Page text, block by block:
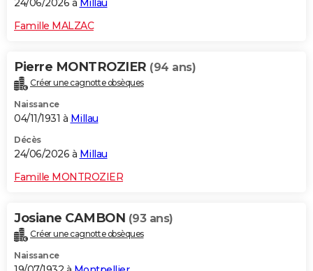
24/06/2026 à Millau
Famille MALZAC
Pierre MONTROZIER (94 ans)
Créer une cagnotte obsèques
Naissance
04/11/1931 à Millau
Décès
24/06/2026 à Millau
Famille MONTROZIER
Josiane CAMBON (93 ans)
Créer une cagnotte obsèques
Naissance